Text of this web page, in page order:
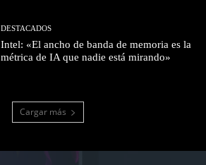
DESTACADOS
Intel: «El ancho de banda de memoria es la
métrica de IA que nadie está mirando»
Cargar más